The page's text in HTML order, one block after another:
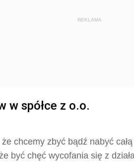
REKLAMA
w spółce z o.o.
chcemy zbyć bądź nabyć
być chęć wycofania się z